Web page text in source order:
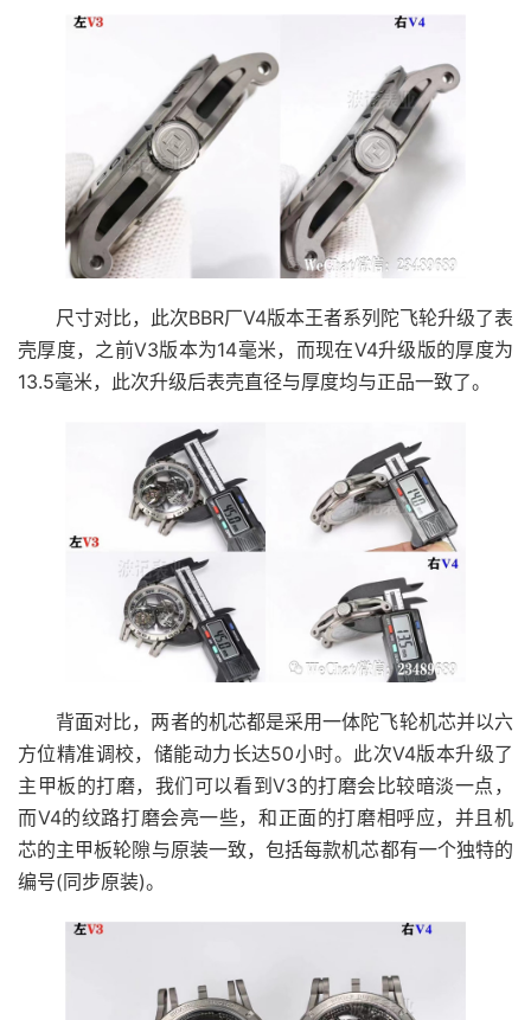
尺寸对比，此次BBR厂V4版本王者系列陀飞轮升级了表
壳厚度，之前V3版本为14毫米，而现在V4升级版的厚度为
13.5毫米，此次升级后表壳直径与厚度均与正品一致了。
背面对比，两者的机芯都是采用一体陀飞轮机芯并以六
方位精准调校，储能动力长达50小时。此次V4版本升级了
主甲板的打磨，我们可以看到V3的打磨会比较暗淡一点，
而V4的纹路打磨会亮一些，和正面的打磨相呼应，并且机
芯的主甲板轮隙与原装一致，包括每款机芯都有一个独特的
编号(同步原装)。